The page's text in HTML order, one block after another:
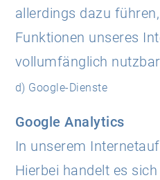
allerdings dazu
Funktionen unseres
vollumfänglich
d) Google-Dienste
Google Analytics
In unserem
Hierbei handelt es